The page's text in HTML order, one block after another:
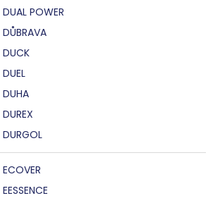
DUAL POWER
DŮBRAVA
DUCK
DUEL
DUHA
DUREX
DURGOL
ECOVER
EESSENCE